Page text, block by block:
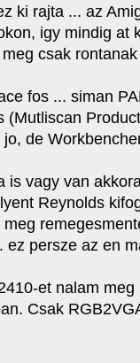
ki rajta ... az
igy mindig at
csak
fos ... siman
(Mutliscan
jo, de
is vagy van
Reynolds
meg
ez persze az en
et nalam
Csak